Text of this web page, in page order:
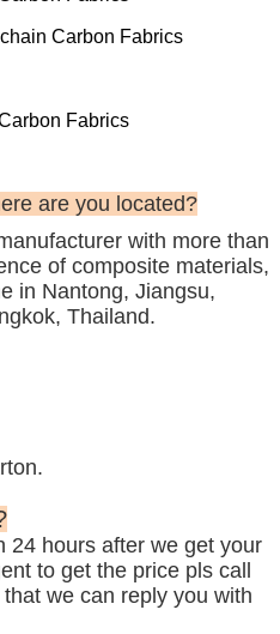
are you located?
with more than
of composite materials,
in Nantong, Jiangsu,
Thailand.
24 hours after we get your
to get the price pls call
we can reply you with